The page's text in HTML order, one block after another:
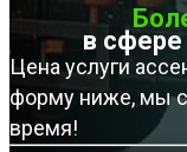
в сфере
Цена услуги
форму ниже, мы
время!